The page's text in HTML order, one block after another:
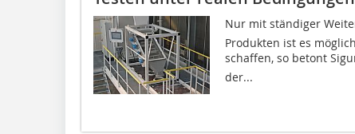
Nur mit ständiger
Produkten ist es
schaffen, so betont
der...